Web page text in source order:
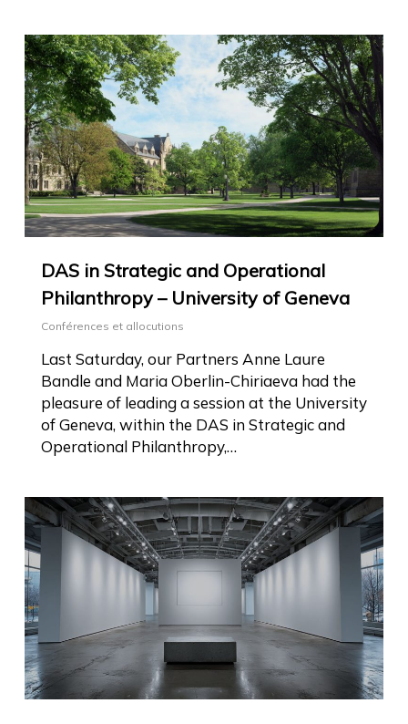
DAS in Strategic and Operational
Philanthropy – University of Geneva
Conférences et allocutions
Last Saturday, our Partners Anne Laure
Bandle and Maria Oberlin-Chiriaeva had the
pleasure of leading a session at the University
of Geneva, within the DAS in Strategic and
Operational Philanthropy,…